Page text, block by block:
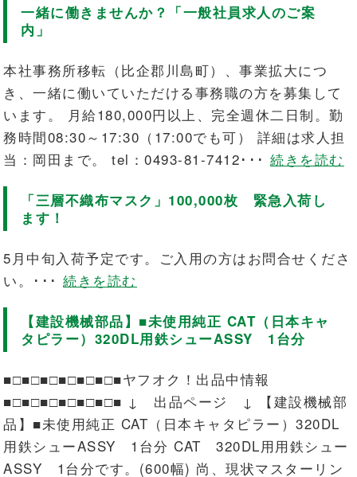
一緒に働きませんか？「一般社員求人のご案
内」
本社事務所移転（比企郡川島町）、事業拡大につ
き、一緒に働いていただける事務職の方を募集して
います。 月給180,000円以上、完全週休二日制。勤
務時間08:30～17:30（17:00でも可） 詳細は求人担
当：岡田まで。 tel：0493-81-7412･･･続きを読む
「三層不織布マスク」100,000枚 緊急入荷し
ます！
5月中旬入荷予定です。ご入用の方はお問合せくださ
い。･･･続きを読む
【建設機械部品】■未使用純正 CAT（日本キャ
タピラー）320DL用鉄シューASSY 1台分
■□■□■□■□■□■□■ヤフオク！出品中情報
■□■□■□■□■□■□■ ↓ 出品ページ ↓ 【建設機械部
品】■未使用純正 CAT（日本キャタピラー）320DL
用鉄シューASSY 1台分 CAT 320DL用用鉄シュー
ASSY 1台分です。(600幅) 尚、現状マスターリン